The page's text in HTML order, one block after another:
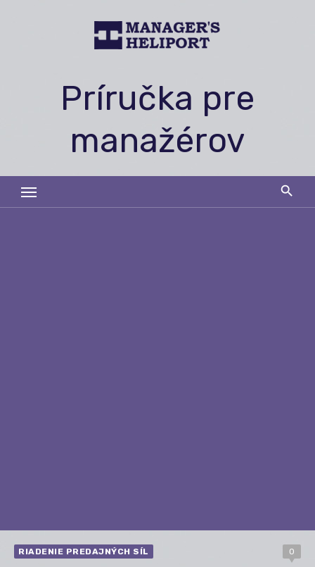
Príručka pre
manažérov
RIADENIE PREDAJNÝCH SÍL 0